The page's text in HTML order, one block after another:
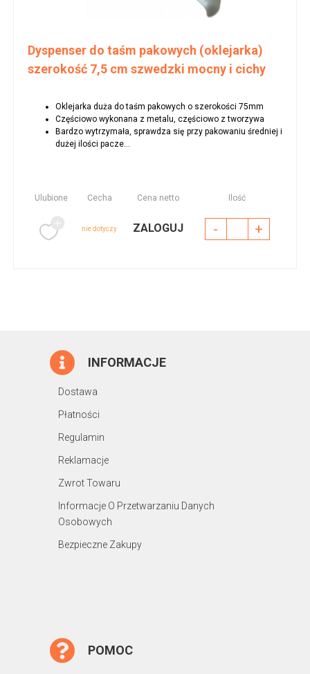
Dyspenser do taśm pakowych (oklejarka)
szerokość 7,5 cm szwedzki mocny i cichy
Oklejarka duża do taśm pakowych o szerokości 75mm
Częściowo wykonana z metalu, częściowo z tworzywa
Bardzo wytrzymała, sprawdza się przy pakowaniu średniej i
dużej ilości pacze...
Ulubione Cecha Cena netto Ilość
nie dotyczy ZALOGUJ - +
INFORMACJE
Dostawa
Płatności
Regulamin
Reklamacje
Zwrot Towaru
Informacje O Przetwarzaniu Danych
Osobowych
Bezpieczne Zakupy
POMOC